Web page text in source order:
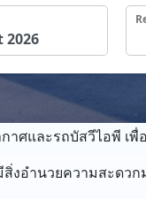
าศและรถบัสวีไอพี เ
งอำนวยความสะดว